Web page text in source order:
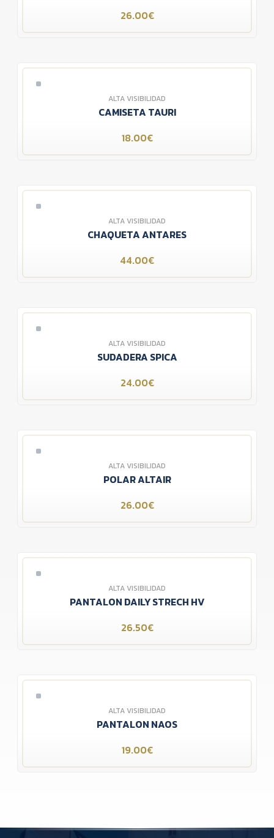
26.00€
ALTA VISIBILIDAD
CAMISETA TAURI
18.00€
ALTA VISIBILIDAD
CHAQUETA ANTARES
44.00€
ALTA VISIBILIDAD
SUDADERA SPICA
24.00€
ALTA VISIBILIDAD
POLAR ALTAIR
26.00€
ALTA VISIBILIDAD
PANTALON DAILY STRECH HV
26.50€
ALTA VISIBILIDAD
PANTALON NAOS
19.00€